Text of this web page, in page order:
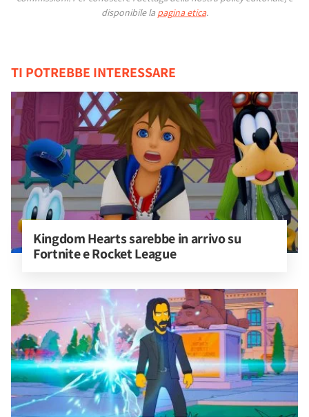
disponibile la pagina etica.
TI POTREBBE INTERESSARE
Kingdom Hearts sarebbe in arrivo su
Fortnite e Rocket League